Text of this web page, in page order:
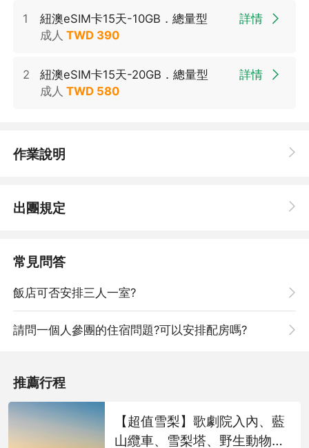
雪梨塔旋轉餐廳(自助餐)
用餐時間完整欣賞到雪梨風景。
1
紐澳eSIM卡15天-10GB．總量型
成人 TWD 390
詳情
2
紐澳eSIM卡15天-20GB．總量型
成人 TWD 580
詳情
作業說明
出團規定
常見問答
飯店可否安排三人一室?
請問一個人參團的住宿問題?可以安排配房嗎?
推薦行程
【超值雪梨】歌劇院入內、藍
山纜車、雪梨塔、野生動物